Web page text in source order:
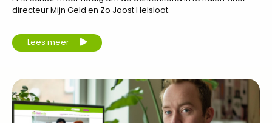
directeur Mijn Geld en Zo Joost Helsloot.
Lees meer